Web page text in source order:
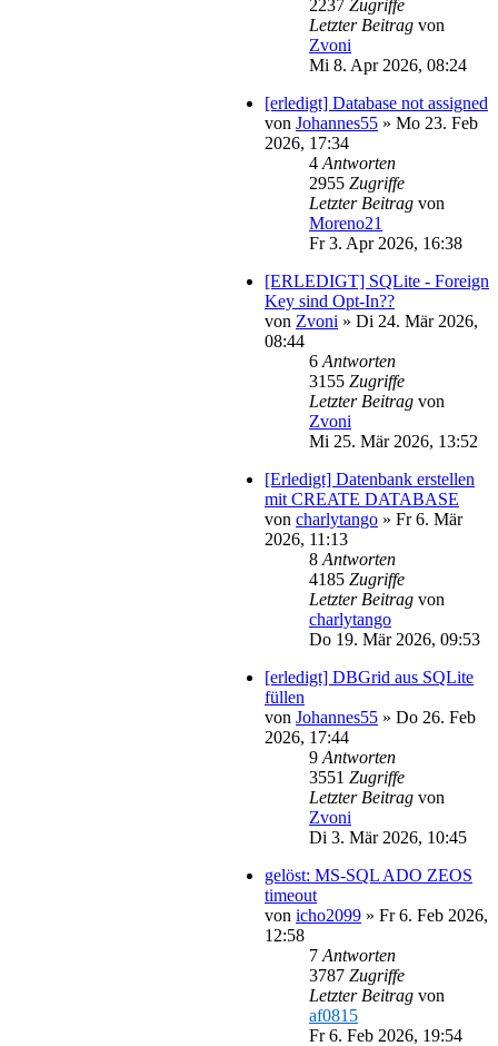
2237 Zugriffe
Letzter Beitrag von
Zvoni
Mi 8. Apr 2026, 08:24
[erledigt] Database not assigned
von Johannes55 » Mo 23. Feb
2026, 17:34
4 Antworten
2955 Zugriffe
Letzter Beitrag von
Moreno21
Fr 3. Apr 2026, 16:38
[ERLEDIGT] SQLite - Foreign
Key sind Opt-In??
von Zvoni » Di 24. Mär 2026,
08:44
6 Antworten
3155 Zugriffe
Letzter Beitrag von
Zvoni
Mi 25. Mär 2026, 13:52
[Erledigt] Datenbank erstellen
mit CREATE DATABASE
von charlytango » Fr 6. Mär
2026, 11:13
8 Antworten
4185 Zugriffe
Letzter Beitrag von
charlytango
Do 19. Mär 2026, 09:53
[erledigt] DBGrid aus SQLite
füllen
von Johannes55 » Do 26. Feb
2026, 17:44
9 Antworten
3551 Zugriffe
Letzter Beitrag von
Zvoni
Di 3. Mär 2026, 10:45
gelöst: MS-SQL ADO ZEOS
timeout
von icho2099 » Fr 6. Feb 2026,
12:58
7 Antworten
3787 Zugriffe
Letzter Beitrag von
af0815
Fr 6. Feb 2026, 19:54